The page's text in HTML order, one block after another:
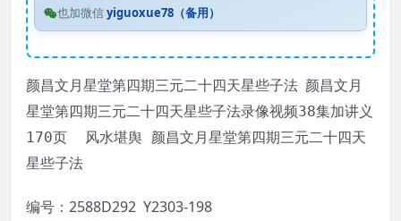
也加微信yiguoxue78（备用）
颜昌文月星堂第四期三元二十四天星些子法 颜昌文月
星堂第四期三元二十四天星些子法录像视频38集加讲义
170页 风水堪舆 颜昌文月星堂第四期三元二十四天
星些子法
编号：2588D292 Y2303-198